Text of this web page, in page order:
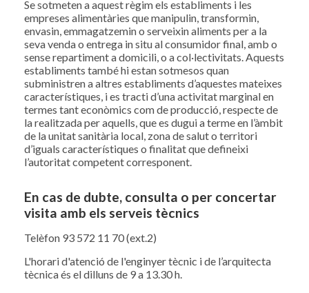
Se sotmeten a aquest règim els establiments i les
empreses alimentàries que manipulin, transformin,
envasin, emmagatzemin o serveixin aliments per a la
seva venda o entrega in situ al consumidor final, amb o
sense repartiment a domicili, o a col·lectivitats. Aquests
establiments també hi estan sotmesos quan
subministren a altres establiments d’aquestes mateixes
característiques, i es tracti d’una activitat marginal en
termes tant econòmics com de producció, respecte de
la realitzada per aquells, que es dugui a terme en l’àmbit
de la unitat sanitària local, zona de salut o territori
d’iguals característiques o finalitat que defineixi
l’autoritat competent corresponent.
En cas de dubte, consulta o per concertar
visita amb els serveis tècnics
Telèfon 93 572 11 70 (ext.2)
L'horari d'atenció de l'enginyer tècnic i de l’arquitecta
tècnica és el dilluns de 9 a 13.30 h.